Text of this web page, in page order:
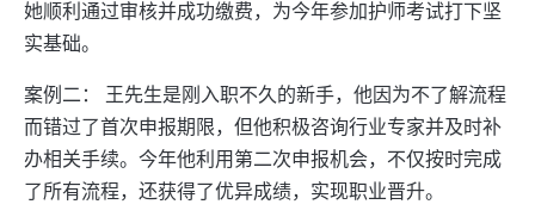
她顺利通过审核并成功缴费，为今年参加护师考试打下坚
实基础。
案例二： 王先生是刚入职不久的新手，他因为不了解流程
而错过了首次申报期限，但他积极咨询行业专家并及时补
办相关手续。今年他利用第二次申报机会，不仅按时完成
了所有流程，还获得了优异成绩，实现职业晋升。